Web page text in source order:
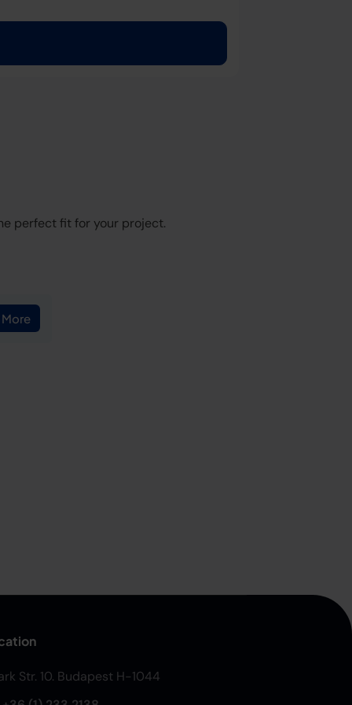
perfect fit for your project.
Str. 10. Budapest H-1044